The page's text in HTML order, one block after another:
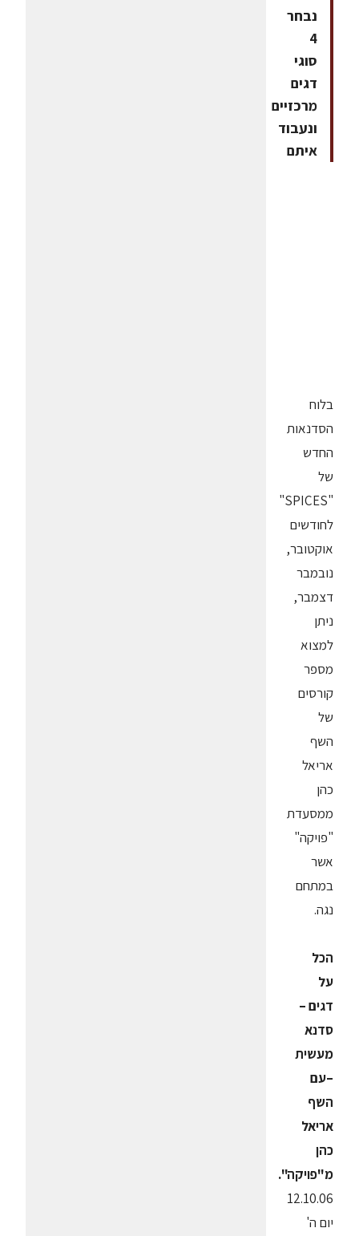
נבחר
4
סוגי
דגים
מרכזיים
ונעבוד
איתם
בלוח
הסדנאות
החדש
של
"SPICES"
לחודשים
אוקטובר,
נובמבר
דצמבר,
ניתן
למצוא
מספר
קורסים
של
השף
אריאל
כהן
ממסעדת
"פויקה"
אשר
במתחם
נגה.
הכל
על
דגים –
סדנא
מעשית
–עם
השף
אריאל
כהן
מ"פויקה".
12.10.06
יום ה'